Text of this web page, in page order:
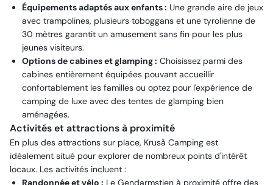
Équipements adaptés aux enfants : Une grande aire de jeux
avec trampolines, plusieurs toboggans et une tyrolienne de
30 mètres garantit un amusement sans fin pour les plus
jeunes visiteurs.
Options de cabines et glamping : Choisissez parmi des
cabines entièrement équipées pouvant accueillir
confortablement les familles ou optez pour l'expérience de
camping de luxe avec des tentes de glamping bien
aménagées.
Activités et attractions à proximité
En plus des attractions sur place, Kruså Camping est
idéalement situé pour explorer de nombreux points d'intérêt
locaux. Les activités incluent :
Randonnée et vélo : Le Gendarmstien à proximité offre des